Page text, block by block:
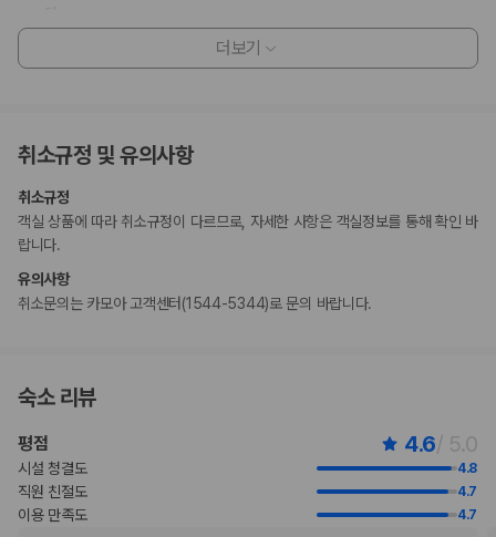
현금 없이 결제 옵션을 이용하실 수 있습니다.
이 숙박 시설은 안전을 위해 일산화탄소 감지기, 소화기, 연기 감지기, 보안
고객 정책과 문화적 기준이나 규범은 국가 및 숙박 시설에 따라 다를 수 있
이 숙박 시설은 파티, 단체 기념행사 또는 객실 및 스위트룸에서 모임을 금
지합니다. 고객께서는 개인 행사실 또는 레스토랑에서 파티를 주관할 수 있
습니다.
만 17 세 이하 아동은 부모 또는 보호자와 같은 객실에서 침구를 추가하지
않고 이용할 경우 무료로 숙박할 수 있습니다(최대 2명).
이용 상황에 따라 객실 연결이 가능하며, 예약 확인 메일에 나와 있는 번호
물 제한 사항이 있습니다. 추가 요금이 적용되며 요금 섹션에서 확인하실
수 있습니다. 예약 확인 메일에 나와 있는 연락처 정보로 해당 숙박 시설에
직접 연락하여 반려동물 동반과 관련된 사항을 문의하실 수 있습니다.
주차 시 높이 제한이 적용됩니다.
고객의 안전을 위해 모든 거래 시 현금 없이 결제 가능 등의 조치를 시행 중
입니다.
비대면 체크인, 비대면 체크아웃 서비스를 이용하실 수 있습니다.
더보기
취소규정 및 유의사항
취소규정
객실 상품에 따라 취소규정이 다르므로, 자세한 사항은 객실정보를 통해 확인 바
랍니다.
유의사항
취소문의는 카모아 고객센터(1544-5344)로 문의 바랍니다.
숙소 리뷰
평점 4.6/ 5.0
시설 청결도 4.8
직원 친절도 4.7
이용 만족도 4.7